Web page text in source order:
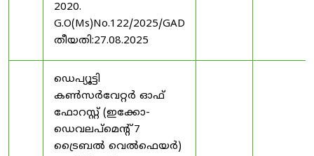
2020.
G.O(Ms)No.122/2025/GAD
തീയതി:27.08.2025
ഡെപ്യൂട്ടി
കൺസർവേറ്റർ ഓഫ്
ഫോറസ്റ്റ് (ഇക്കോ-
ഡെവലപ്മെന്റ് 7
ട്രൈബൽ വെൽഫെയർ)